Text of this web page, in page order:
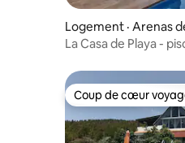
Logement · Arenas
La Casa de Playa -
Coup de cœur
Coup de cœur